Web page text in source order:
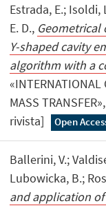
Estrada, E.; Isoldi,
E. D.,
Y-shaped cavity
algorithm with a
«INTERNATIONAL
MASS
rivista]
Open
Ballerini, V.;
Lubowicka, B.;
and application